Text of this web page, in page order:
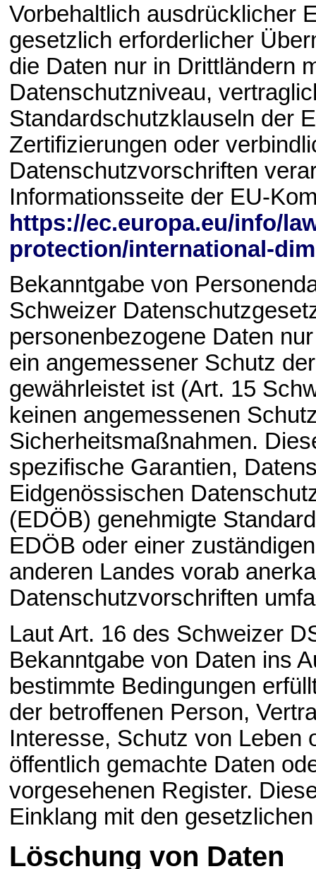
Vorbehaltlich ausdrücklicher
gesetzlich erforderlicher
die Daten nur in Drittländern
Datenschutzniveau,
Standardschutzklauseln der
Zertifizierungen oder
Datenschutzvorschriften
Informationsseite der EU-
https://ec.europa.eu/info/
protection/international-
Bekanntgabe von
Schweizer
personenbezogene Daten
ein angemessener Schutz
gewährleistet ist (Art. 15
keinen angemessenen
Sicherheitsmaßnahmen.
spezifische Garantien,
Eidgenössischen
(EDÖB) genehmigte
EDÖB oder einer
anderen Landes vorab
Datenschutzvorschriften
Laut Art. 16 des Schweizer
Bekanntgabe von Daten ins
bestimmte Bedingungen
der betroffenen Person,
Interesse, Schutz von Leben
öffentlich gemachte Daten
vorgesehenen Register.
Einklang mit den
Löschung von Daten